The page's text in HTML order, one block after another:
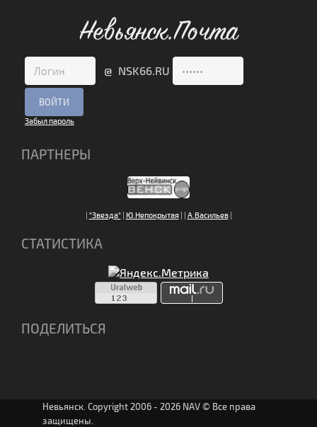
Невьянск.Почта
@ NSK66.RU
Забыл пароль
ПАРТНЕРЫ
| "Звезда"| Ю.Непокрытая| | А.Васильев|
СТАТИСТИКА
ПОДЕЛИТЬСЯ
Невьянск. Copyright 2006 - 2026 NAV © Все права
защищены.